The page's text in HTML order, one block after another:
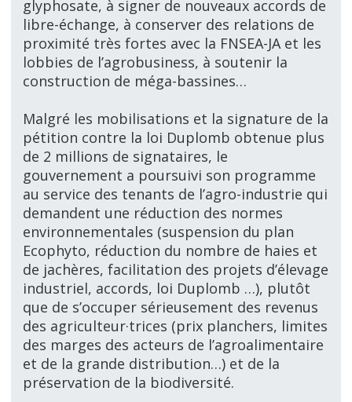
glyphosate, à signer de nouveaux accords de
libre-échange, à conserver des relations de
proximité très fortes avec la FNSEA-JA et les
lobbies de l’agrobusiness, à soutenir la
construction de méga-bassines…
Malgré les mobilisations et la signature de la
pétition contre la loi Duplomb obtenue plus
de 2 millions de signataires, le
gouvernement a poursuivi son programme
au service des tenants de l’agro-industrie qui
demandent une réduction des normes
environnementales (suspension du plan
Ecophyto, réduction du nombre de haies et
de jachères, facilitation des projets d’élevage
industriel, accords, loi Duplomb …), plutôt
que de s’occuper sérieusement des revenus
des agriculteur·trices (prix planchers, limites
des marges des acteurs de l’agroalimentaire
et de la grande distribution…) et de la
préservation de la biodiversité.